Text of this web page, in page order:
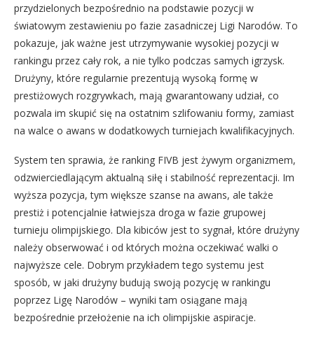
przydzielonych bezpośrednio na podstawie pozycji w
światowym zestawieniu po fazie zasadniczej Ligi Narodów. To
pokazuje, jak ważne jest utrzymywanie wysokiej pozycji w
rankingu przez cały rok, a nie tylko podczas samych igrzysk.
Drużyny, które regularnie prezentują wysoką formę w
prestiżowych rozgrywkach, mają gwarantowany udział, co
pozwala im skupić się na ostatnim szlifowaniu formy, zamiast
na walce o awans w dodatkowych turniejach kwalifikacyjnych.
System ten sprawia, że ranking FIVB jest żywym organizmem,
odzwierciedlającym aktualną siłę i stabilność reprezentacji. Im
wyższa pozycja, tym większe szanse na awans, ale także
prestiż i potencjalnie łatwiejsza droga w fazie grupowej
turnieju olimpijskiego. Dla kibiców jest to sygnał, które drużyny
należy obserwować i od których można oczekiwać walki o
najwyższe cele. Dobrym przykładem tego systemu jest
sposób, w jaki drużyny budują swoją pozycję w rankingu
poprzez Ligę Narodów – wyniki tam osiągane mają
bezpośrednie przełożenie na ich olimpijskie aspiracje.